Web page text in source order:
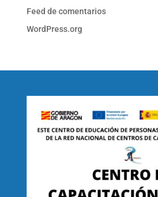
Feed de comentarios
WordPress.org